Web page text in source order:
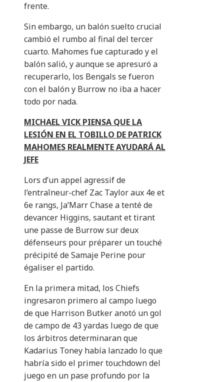
frente.
Sin embargo, un balón suelto crucial
cambió el rumbo al final del tercer
cuarto. Mahomes fue capturado y el
balón salió, y aunque se apresuró a
recuperarlo, los Bengals se fueron
con el balón y Burrow no iba a hacer
todo por nada.
MICHAEL VICK PIENSA QUE LA
LESIÓN EN EL TOBILLO DE PATRICK
MAHOMES REALMENTE AYUDARÁ AL
JEFE
Lors d’un appel agressif de
l’entraîneur-chef Zac Taylor aux 4e et
6e rangs, Ja’Marr Chase a tenté de
devancer Higgins, sautant et tirant
une passe de Burrow sur deux
défenseurs pour préparer un touché
précipité de Samaje Perine pour
égaliser el partido.
En la primera mitad, los Chiefs
ingresaron primero al campo luego
de que Harrison Butker anotó un gol
de campo de 43 yardas luego de que
los árbitros determinaran que
Kadarius Toney había lanzado lo que
habría sido el primer touchdown del
juego en un pase profundo por la